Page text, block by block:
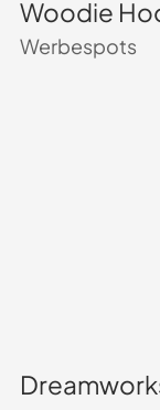
Woodie
Werbespots